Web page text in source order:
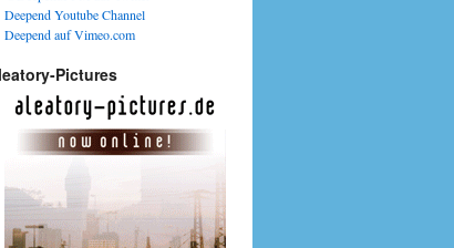
Deepend Youtube Channel
Deepend auf Vimeo.com
Pictures